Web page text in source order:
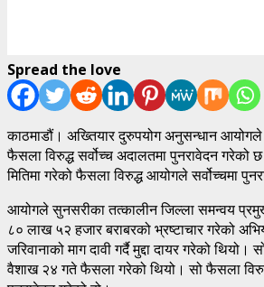
Spread the love
काठमाडौं। अख्तियार दुरुपयोग अनुसन्धान
फैसला विरुद्ध सर्वोच्च अदालतमा पुनरावेदन गरेको
मितिमा गरेको फैसला विरुद्ध आयोगले सर्वोच्चमा
आयोगले सुनसरीका तत्कालीन जिल्ला समन्वय प्रमुख
८० लाख ५२ हजार बराबरको भ्रष्टाचार गरेको
जरिवानाको माग दावी गर्दै मुद्दा दायर गरेको थियो।
वैशाख २४ गते फैसला गरेको थियो। सो फैसला